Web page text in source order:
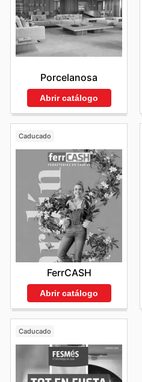
Porcelanosa
Abrir catálogo
Caducado
FerrCASH
Abrir catálogo
Caducado